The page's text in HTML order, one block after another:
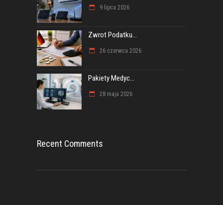
9 lipca 2026
Zwrot Podatku...
26 czerwca 2026
Pakiety Medyc...
28 maja 2026
Recent Comments